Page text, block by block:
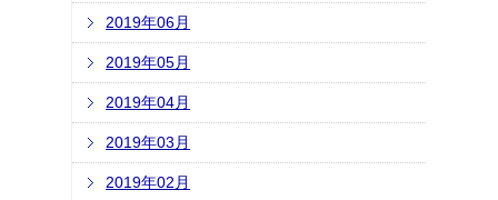
2019年06月
2019年05月
2019年04月
2019年03月
2019年02月